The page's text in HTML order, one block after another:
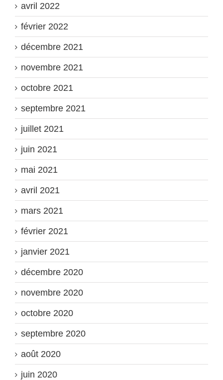
avril 2022
février 2022
décembre 2021
novembre 2021
octobre 2021
septembre 2021
juillet 2021
juin 2021
mai 2021
avril 2021
mars 2021
février 2021
janvier 2021
décembre 2020
novembre 2020
octobre 2020
septembre 2020
août 2020
juin 2020